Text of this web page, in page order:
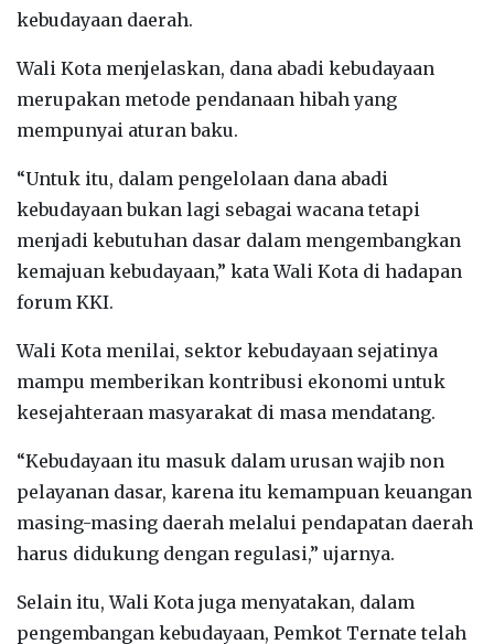
kebudayaan daerah.
Wali Kota menjelaskan, dana abadi kebudayaan
merupakan metode pendanaan hibah yang
mempunyai aturan baku.
“Untuk itu, dalam pengelolaan dana abadi
kebudayaan bukan lagi sebagai wacana tetapi
menjadi kebutuhan dasar dalam mengembangkan
kemajuan kebudayaan,” kata Wali Kota di hadapan
forum KKI.
Wali Kota menilai, sektor kebudayaan sejatinya
mampu memberikan kontribusi ekonomi untuk
kesejahteraan masyarakat di masa mendatang.
“Kebudayaan itu masuk dalam urusan wajib non
pelayanan dasar, karena itu kemampuan keuangan
masing-masing daerah melalui pendapatan daerah
harus didukung dengan regulasi,” ujarnya.
Selain itu, Wali Kota juga menyatakan, dalam
pengembangan kebudayaan, Pemkot Ternate telah